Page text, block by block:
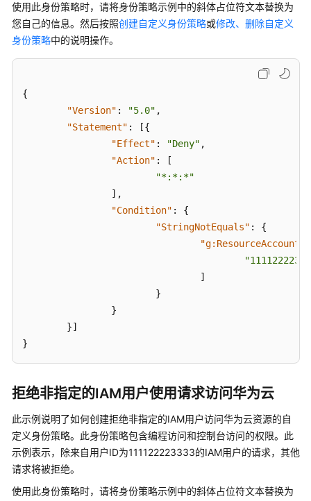
使用此身份策略时，请将身份策略示例中的斜体占位符文本替换为
您自己的信息。然后按照创建自定义身份策略或修改、删除自定义
身份策略中的说明操作。
{
"Version" : "5.0" ,
"Statement" : [{
"Effect" : "Deny" ,
"Action" :
[
"*:*:*"
] ,
"Condition" :
{
"StringNotEquals" :
{
"g:ResourceAccount"
]
}
}
}]
}
拒绝非指定的IAM用户使用请求访问华为云
此示例说明了如何创建拒绝非指定的IAM用户访问华为云资源的自
定义身份策略。此身份策略包含编程访问和控制台访问的权限。此
示例表示，除来自用户ID为111122223333的IAM用户的请求，其他
请求将被拒绝。
使用此身份策略时，请将身份策略示例中的斜体占位符文本替换为